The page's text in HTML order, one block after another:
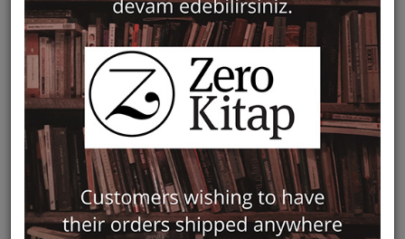
Filter Show Only in Stock